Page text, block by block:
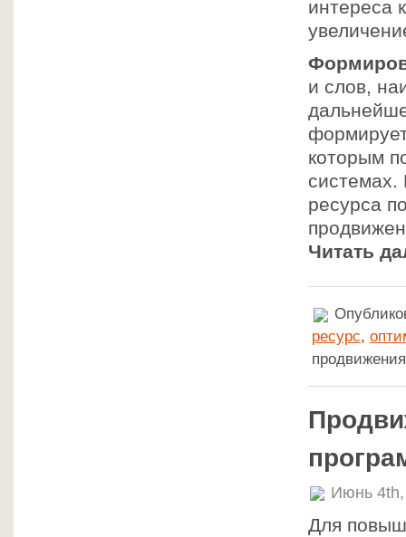
интереса
и слов,
которым
системах.
ресурса
Читать
ресурс,
Июнь
Для